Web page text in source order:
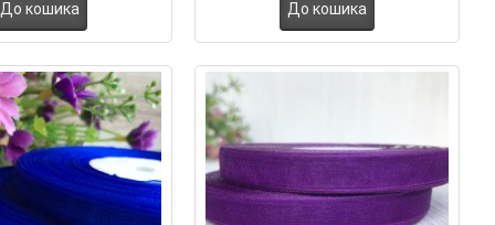
До кошика До кошика